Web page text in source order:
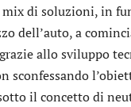
mix di soluzioni, in
dell’auto, a
allo sviluppo
sconfessando
il concetto di